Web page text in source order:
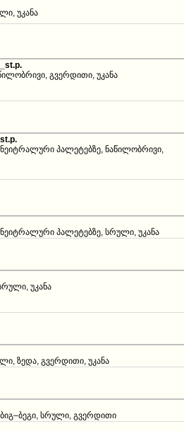
უკანა
გვერდითი, უკანა
პალეტებზე, ნაწილობრივი,
პალეტებზე, სრული, უკანა
უკანა
ზედა, გვერდითი, უკანა
სრული, გვერდითი